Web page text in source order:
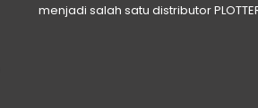
menjadi salah satu distributor